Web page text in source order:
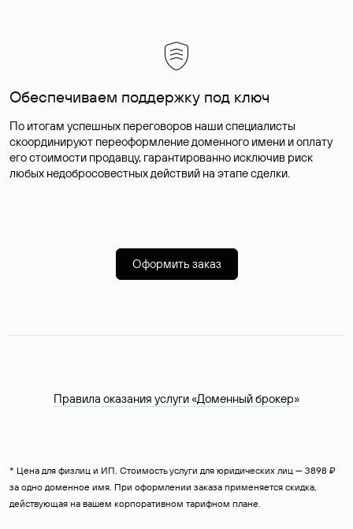
Обеспечиваем поддержку под ключ
По итогам успешных переговоров наши специалисты
скоординируют переоформление доменного имени и оплату
его стоимости продавцу, гарантированно исключив риск
любых недобросовестных действий на этапе сделки.
Оформить заказ
Правила оказания услуги «Доменный брокер»
* Цена для физлиц и ИП. Стоимость услуги для юридических лиц — 3898 ₽
за одно доменное имя. При оформлении заказа применяется скидка,
действующая на вашем корпоративном тарифном плане.